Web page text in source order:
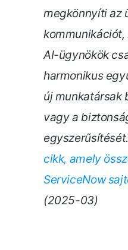
megkönnyíti az
AI-ügynökök
harmonikus
új munkatársak
vagy a
cikk, amely
ServiceNow
(2025-03)